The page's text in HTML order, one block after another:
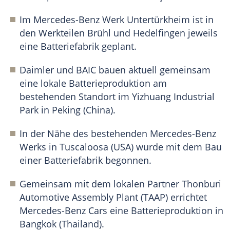
Im Mercedes-Benz Werk Untertürkheim ist in
den Werkteilen Brühl und Hedelfingen jeweils
eine Batteriefabrik geplant.
Daimler und BAIC bauen aktuell gemeinsam
eine lokale Batterieproduktion am
bestehenden Standort im Yizhuang Industrial
Park in Peking (China).
In der Nähe des bestehenden Mercedes-Benz
Werks in Tuscaloosa (USA) wurde mit dem Bau
einer Batteriefabrik begonnen.
Gemeinsam mit dem lokalen Partner Thonburi
Automotive Assembly Plant (TAAP) errichtet
Mercedes-Benz Cars eine Batterieproduktion in
Bangkok (Thailand).